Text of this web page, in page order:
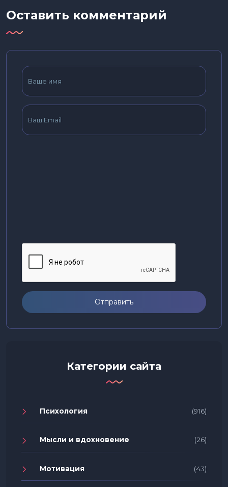
Оставить комментарий
Отправить
Категории сайта
Психология (916)
Мысли и вдохновение (26)
Мотивация (43)